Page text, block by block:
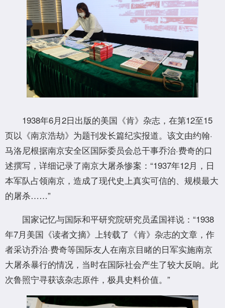
1938年6月2日出版的美国《肯》杂志，在第12至15
页以《南京浩劫》为题刊发长篇纪实报道。该文由约翰·
马洛尼根据南京安全区国际委员会总干事乔治·费奇的口
述撰写，详细记录了南京大屠杀惨案：“1937年12月，日
本军队占领南京，造成了现代史上真实可信的、规模最大
的屠杀……”
国家记忆与国际和平研究院研究员孟国祥说：“1938
年7月美国《读者文摘》上转载了《肯》杂志的文章，作
者采访乔治·费奇等国际友人在南京目睹的日军实施南京
大屠杀暴行的情况，当时在国际社会产生了较大反响。此
次鲁照宁寻获该杂志原件，极具史料价值。”